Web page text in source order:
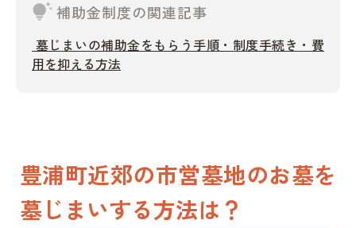
tips_and_updates補助金制度の関連記事
墓じまいの補助金をもらう手順・制度手続き・費
用を抑える方法
豊浦町近郊の市営墓地のお墓を
墓じまいする方法は？